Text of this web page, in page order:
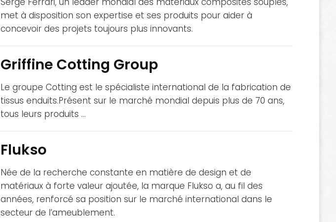
met à disposition son expertise et ses produits pour aider à
concevoir des projets toujours plus innovants.
Griffine Cotting Group
Le groupe Cotting est le spécialiste international de la fabrication de
tissus enduits.Présent sur le marché mondial depuis plus de 70 ans,
tous leurs produits …
Flukso
Née de la recherche constante en matière de design et de
matériaux à forte valeur ajoutée, la marque Flukso a, au fil des
années, renforcé sa position sur le marché international dans le
secteur de l’ameublement.